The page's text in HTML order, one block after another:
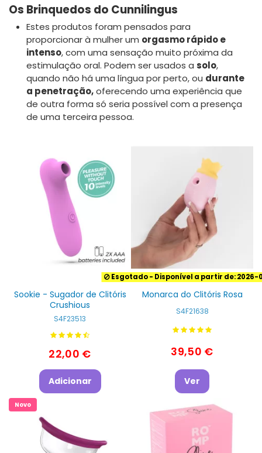
Os Brinquedos do Cunnilingus
Estes produtos foram pensados para
proporcionar à mulher um orgasmo rápido e
intenso, com uma sensação muito próxima da
estimulação oral. Podem ser usados a solo,
quando não há uma língua por perto, ou durante
a penetração,oferecendo uma experiência que
de outra forma só seria possível com a presença
de uma terceira pessoa.
Sookie - Sugador de Clitóris
Crushious
S4F23513
22,00 €
Adicionar
Esgotado- Disponível a partir de: 2026-
Monarca do Clitóris Rosa
S4F21638
39,50 €
Ver
Novo